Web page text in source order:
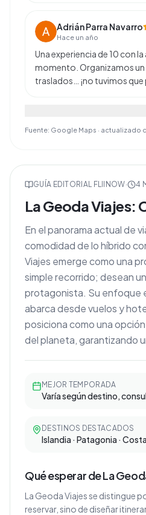
Adrián Parra Navarro
Hace un año
Una experiencia de 10 con
momento. Organizamos
traslados… ¡no tuvimos que
Fuente: Google Maps · actualizado
GUÍA EDITORIAL FLIINOW· 4
La Geoda Viajes:
En el panorama actual de
comodidad de lo híbrido
Viajes emerge como una
simple recorrido; desean
protagonista. Su enfoque
abarca desde vuelos y
posiciona como una
del planeta, garantizando
MEJOR TEMPORADA
Varía según destino,
DESTINOS DESTACADOS
Islandia · Patagonia ·
Qué esperar de La
La Geoda Viajes se distingue
reservar, sino de diseñar